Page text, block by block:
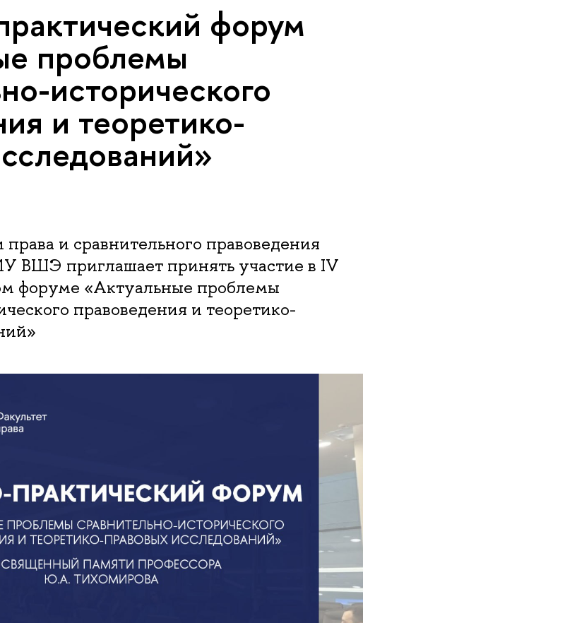
форум
проблемы
исторического
и теоретико-
и сравнительного правоведения
ВШЭ приглашает принять участие в IV
форуме «Актуальные проблемы
правоведения и теоретико-